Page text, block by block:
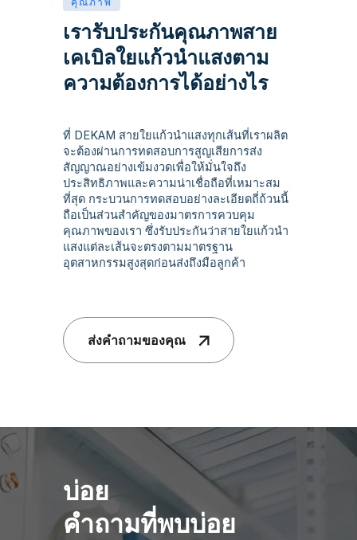
เรารับประกันคุณภาพสาย
เคเบิลใยแก้วนำแสงตาม
ความต้องการได้อย่างไร
ที่ DEKAM สายใยแก้วนำแสงทุกเส้นที่เราผลิต
จะต้องผ่านการทดสอบการสูญเสียการส่ง
สัญญาณอย่างเข้มงวดเพื่อให้มั่นใจถึง
ประสิทธิภาพและความน่าเชื่อถือที่เหมาะสม
ที่สุด กระบวนการทดสอบอย่างละเอียดถี่ถ้วนนี้
ถือเป็นส่วนสำคัญของมาตรการควบคุม
คุณภาพของเรา ซึ่งรับประกันว่าสายใยแก้วนำ
แสงแต่ละเส้นจะตรงตามมาตรฐาน
อุตสาหกรรมสูงสุดก่อนส่งถึงมือลูกค้า
ส่งคำถามของคุณ
บ่อย
คำถามที่พบบ่อย